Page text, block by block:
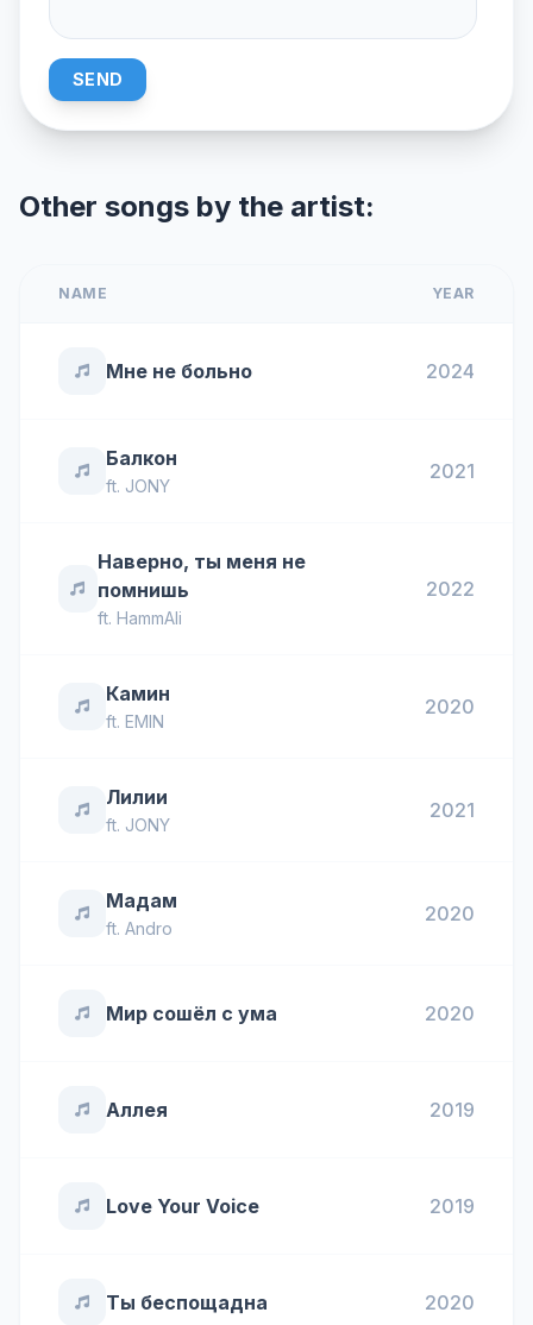
SEND
Other songs by the artist:
NAME YEAR
Мне не больно 2024
Балкон
ft. JONY
2021
Наверно, ты меня не
помнишь
ft. HammAli
2022
Камин
ft. EMIN
2020
Лилии
ft. JONY
2021
Мадам
ft. Andro
2020
Мир сошёл с ума 2020
Аллея 2019
Love Your Voice 2019
Ты беспощадна 2020